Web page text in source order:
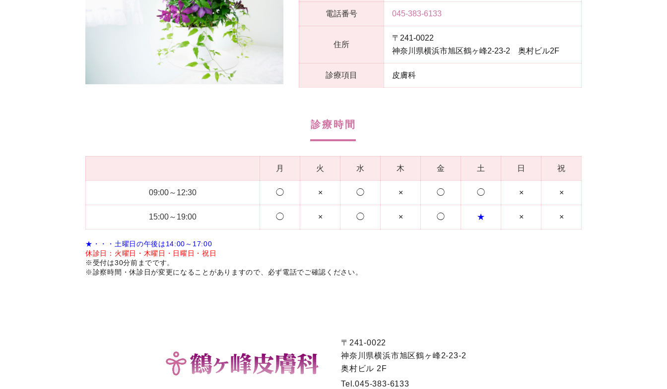
電話番号 045-383-6133
住所
〒241-0022
神奈川県横浜市旭区鶴ヶ峰2-23-2 奥村ビル2F
診療項目 皮膚科
診療時間
月 火 水 木 金 土 日 祝
09:00～12:30 ◯ × ◯ × ◯ ◯ × ×
15:00～19:00 ◯ × ◯ × ◯ ★ × ×
★・・・土曜日の午後は14:00～17:00
休診日：火曜日・木曜日・日曜日・祝日
※受付は30分前までです。
※診察時間・休診日が変更になることがありますので、 必ず電話でご確認ください。
〒241-0022
神奈川県横浜市旭区鶴ヶ峰2-23-2
奥村ビル 2F
Tel.045-383-6133